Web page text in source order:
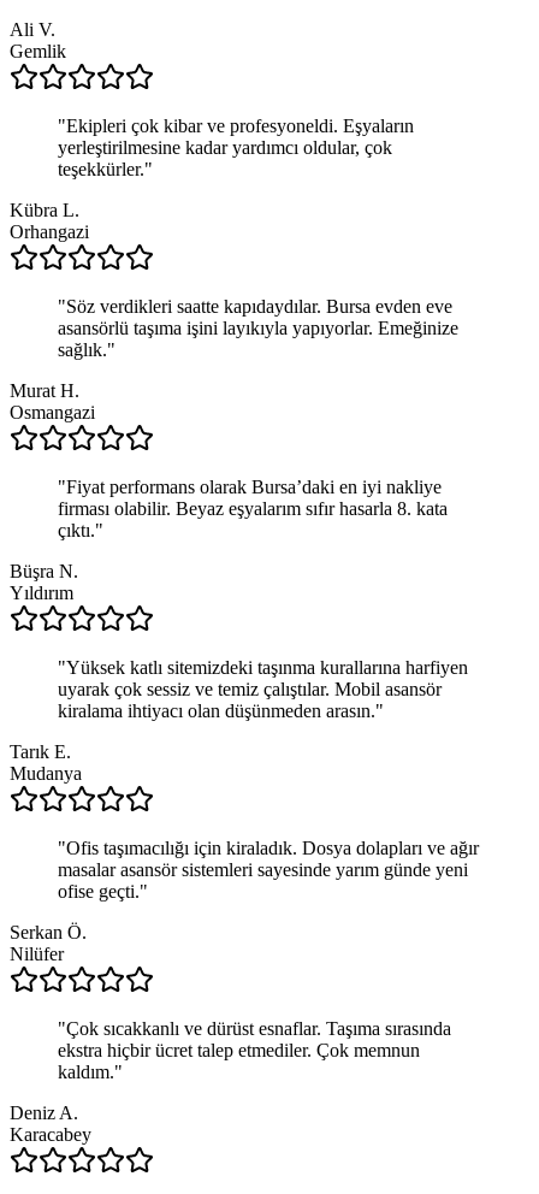
Ali V.
Gemlik
"Ekipleri çok kibar ve profesyoneldi. Eşyaların
yerleştirilmesine kadar yardımcı oldular, çok
teşekkürler."
Kübra L.
Orhangazi
"Söz verdikleri saatte kapıdaydılar. Bursa evden eve
asansörlü taşıma işini layıkıyla yapıyorlar. Emeğinize
sağlık."
Murat H.
Osmangazi
"Fiyat performans olarak Bursa’daki en iyi nakliye
firması olabilir. Beyaz eşyalarım sıfır hasarla 8. kata
çıktı."
Büşra N.
Yıldırım
"Yüksek katlı sitemizdeki taşınma kurallarına harfiyen
uyarak çok sessiz ve temiz çalıştılar. Mobil asansör
kiralama ihtiyacı olan düşünmeden arasın."
Tarık E.
Mudanya
"Ofis taşımacılığı için kiraladık. Dosya dolapları ve ağır
masalar asansör sistemleri sayesinde yarım günde yeni
ofise geçti."
Serkan Ö.
Nilüfer
"Çok sıcakkanlı ve dürüst esnaflar. Taşıma sırasında
ekstra hiçbir ücret talep etmediler. Çok memnun
kaldım."
Deniz A.
Karacabey